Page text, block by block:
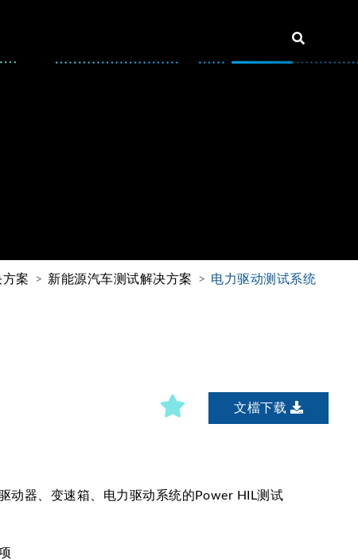
方案 新能源汽车测试解决方案 电力驱动测试系统
文檔下载
动器、变速箱、电力驱动系统的Power HIL测试